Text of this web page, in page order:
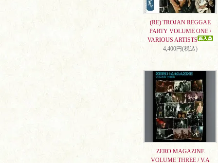
(RE) TROJAN REGGAE
PARTY VOLUME ONE /
VARIOUS ARTISTS
4,400円(税込)
ZERO MAGAZINE
VOLUME THREE / V.A